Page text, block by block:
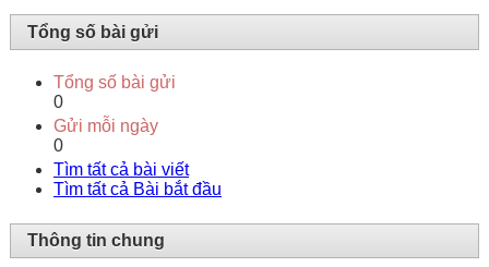
Tổng số bài gửi
Tổng số bài gửi
0
Gửi mỗi ngày
0
Tìm tất cả bài viết
Tìm tất cả Bài bắt đầu
Thông tin chung